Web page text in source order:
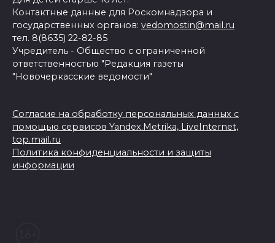
Контактные данные для Роскомнадзора и
государственных органов: vedomostin@mail.ru
тел. 8(8635) 22-82-85
Учредитель - Общество с ограниченной
ответственностью "Редакция газеты
"Новочеркасские ведомости"
Согласие на обработку персональных данных с
помощью сервисов Yandex.Metrika, LiveInternet,
top.mail.ru
Политика конфиденциальности и защиты
информации